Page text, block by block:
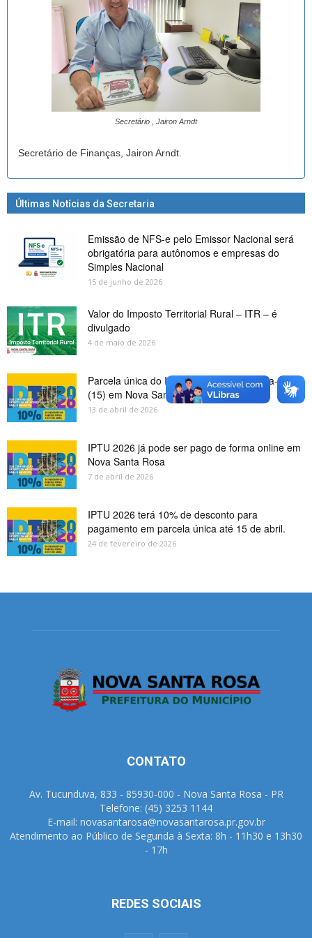
Secretário , Jairon Arndt
Secretário de Finanças, Jairon Arndt.
Últimas Notícias da Secretaria
Emissão de NFS-e pelo Emissor Nacional será
obrigatória para autônomos e empresas do
Simples Nacional
15 de junho de 2026
Valor do Imposto Territorial Rural – ITR – é
divulgado
4 de maio de 2026
Parcela única do IPTU vence nesta quarta-feira
(15) em Nova Santa Rosa
13 de abril de 2026
IPTU 2026 já pode ser pago de forma online em
Nova Santa Rosa
7 de abril de 2026
IPTU 2026 terá 10% de desconto para
pagamento em parcela única até 15 de abril.
24 de fevereiro de 2026
CONTATO
Av. Tucunduva, 833 - 85930-000 - Nova Santa Rosa - PR
Telefone: (45) 3253 1144
E-mail: novasantarosa@novasantarosa.pr.gov.br
Atendimento ao Público de Segunda à Sexta: 8h - 11h30 e 13h30
- 17h
REDES SOCIAIS